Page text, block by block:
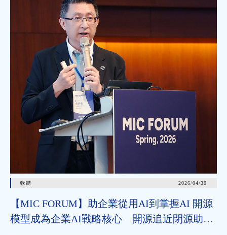
軟體 2026/04/30
【MIC FORUM】助企業從用AI到掌握AI 開源
模型成為企業AI戰略核心 開源追近閉源助垂